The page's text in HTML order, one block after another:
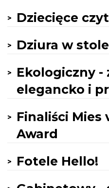
Dziecięce
Dziura w stole
Ekologiczny -
elegancko i
Finaliści Mies
Award
Fotele Hello!